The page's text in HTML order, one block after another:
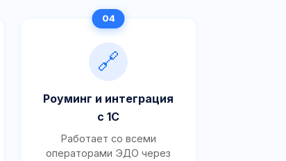
🔗
Роуминг и интеграция
с 1С
Работает со всеми
операторами ЭДО через